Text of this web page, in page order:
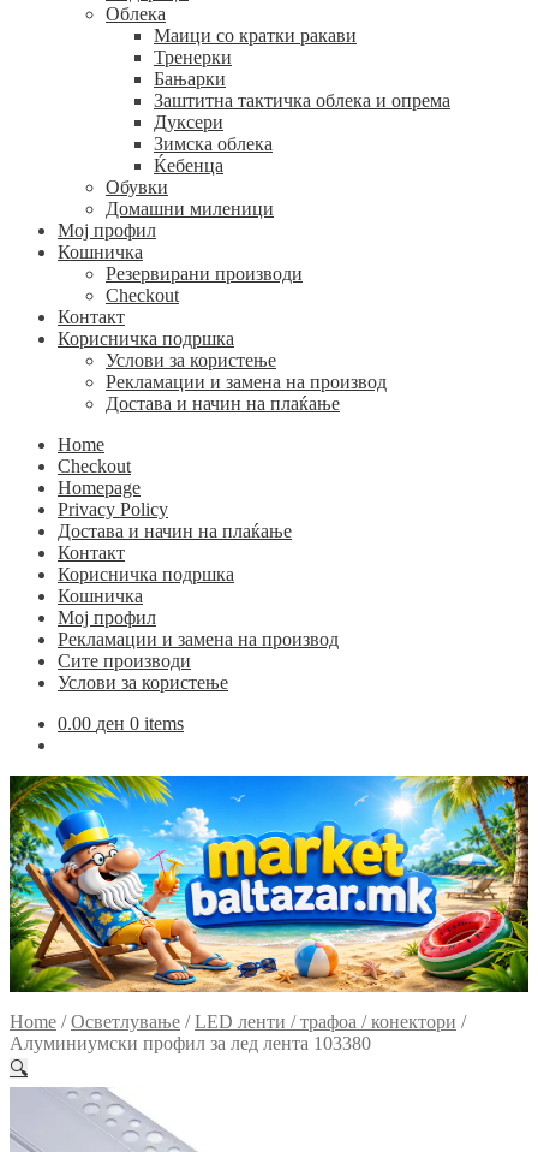
Облека
Маици со кратки ракави
Тренерки
Бањарки
Заштитна тактичка облека и опрема
Дуксери
Зимска облека
Ќебенца
Обувки
Домашни миленици
Мој профил
Кошничка
Резервирани производи
Checkout
Контакт
Корисничка подршка
Услови за користење
Рекламации и замена на производ
Достава и начин на плаќање
Home
Checkout
Homepage
Privacy Policy
Достава и начин на плаќање
Контакт
Корисничка подршка
Кошничка
Мој профил
Рекламации и замена на производ
Сите производи
Услови за користење
0.00 ден 0 items
Home /Осветлување /LED ленти / трафоа / конектори /
Алуминиумски профил за лед лента 103380
🔍